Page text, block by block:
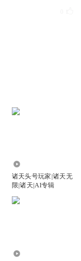
诸天头号玩家|诸天无
限|诸天|AI专辑